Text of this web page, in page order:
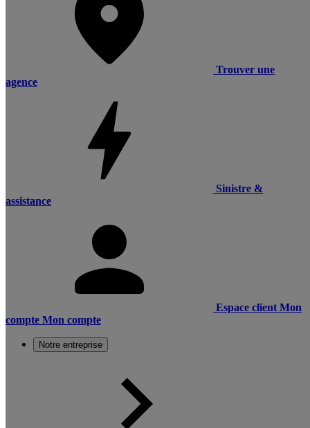
Trouver une
agence
Sinistre &
assistance
Espace client Mon
compte Mon compte
Notre entreprise